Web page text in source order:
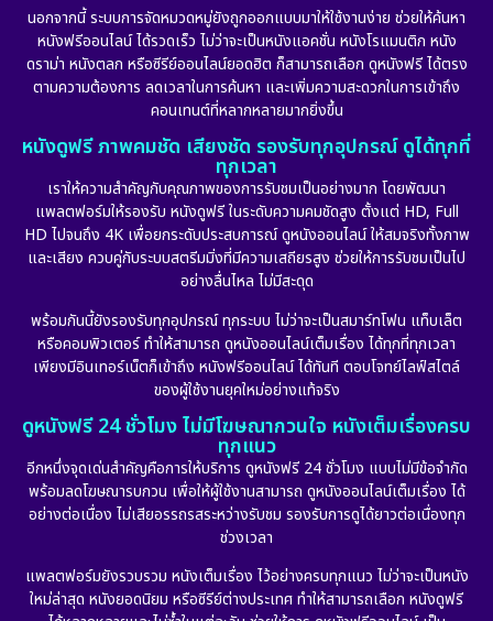
นอกจากนี้ ระบบการจัดหมวดหมู่ยังถูกออกแบบมาให้ใช้งานง่าย ช่วยให้ค้นหา
หนังฟรีออนไลน์ ได้รวดเร็ว ไม่ว่าจะเป็นหนังแอคชั่น หนังโรแมนติก หนัง
ดราม่า หนังตลก หรือซีรีย์ออนไลน์ยอดฮิต ก็สามารถเลือก ดูหนังฟรี ได้ตรง
ตามความต้องการ ลดเวลาในการค้นหา และเพิ่มความสะดวกในการเข้าถึง
คอนเทนต์ที่หลากหลายมากยิ่งขึ้น
หนังดูฟรี ภาพคมชัด เสียงชัด รองรับทุกอุปกรณ์ ดูได้ทุกที่
ทุกเวลา
เราให้ความสำคัญกับคุณภาพของการรับชมเป็นอย่างมาก โดยพัฒนา
แพลตฟอร์มให้รองรับ หนังดูฟรี ในระดับความคมชัดสูง ตั้งแต่ HD, Full
HD ไปจนถึง 4K เพื่อยกระดับประสบการณ์ ดูหนังออนไลน์ ให้สมจริงทั้งภาพ
และเสียง ควบคู่กับระบบสตรีมมิ่งที่มีความเสถียรสูง ช่วยให้การรับชมเป็นไป
อย่างลื่นไหล ไม่มีสะดุด
พร้อมกันนี้ยังรองรับทุกอุปกรณ์ ทุกระบบ ไม่ว่าจะเป็นสมาร์ทโฟน แท็บเล็ต
หรือคอมพิวเตอร์ ทำให้สามารถ ดูหนังออนไลน์เต็มเรื่อง ได้ทุกที่ทุกเวลา
เพียงมีอินเทอร์เน็ตก็เข้าถึง หนังฟรีออนไลน์ ได้ทันที ตอบโจทย์ไลฟ์สไตล์
ของผู้ใช้งานยุคใหม่อย่างแท้จริง
ดูหนังฟรี 24 ชั่วโมง ไม่มีโฆษณากวนใจ หนังเต็มเรื่องครบ
ทุกแนว
อีกหนึ่งจุดเด่นสำคัญคือการให้บริการ ดูหนังฟรี 24 ชั่วโมง แบบไม่มีข้อจำกัด
พร้อมลดโฆษณารบกวน เพื่อให้ผู้ใช้งานสามารถ ดูหนังออนไลน์เต็มเรื่อง ได้
อย่างต่อเนื่อง ไม่เสียอรรถรสระหว่างรับชม รองรับการดูได้ยาวต่อเนื่องทุก
ช่วงเวลา
แพลตฟอร์มยังรวบรวม หนังเต็มเรื่อง ไว้อย่างครบทุกแนว ไม่ว่าจะเป็นหนัง
ใหม่ล่าสุด หนังยอดนิยม หรือซีรีย์ต่างประเทศ ทำให้สามารถเลือก หนังดูฟรี